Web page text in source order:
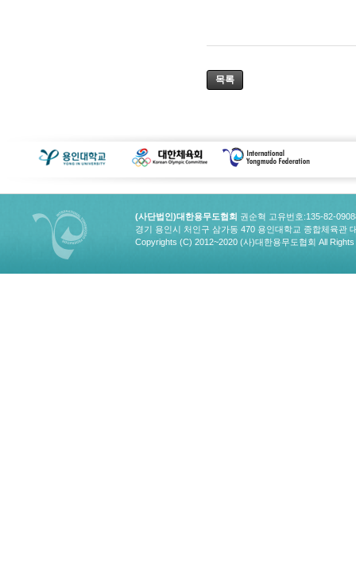
목록
(사단법인)대한용무도협회 권순혁 고유번호:135-82-
경기 용인시 처인구 삼가동 470 용인대학교 종합체육관
Copyrights (C) 2012~2020 (사)대한용무도협회 All